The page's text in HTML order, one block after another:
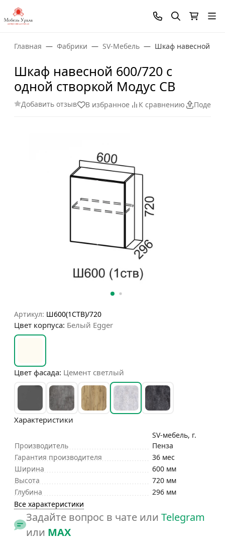
Главная Фабрики SV-Мебель Шкаф навесной
Шкаф навесной 600/720 с
одной створкой Модус СВ
Добавить отзыв В избранное К сравнению
Артикул: Ш600(1СТВ)/720
Цвет корпуса: Белый Egger
Цвет фасада: Цемент светлый
Характеристики
Производитель
SV-мебель, г.
Пенза
Гарантия производителя
36 мес
Ширина
600 мм
Высота
720 мм
Глубина
296 мм
Все характеристики
Задайте вопрос в чате или Telegram
или MAX